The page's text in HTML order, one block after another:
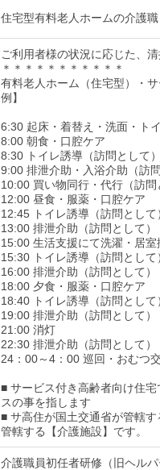
住宅型有料老人ホームの介護職
ご利用者様の状況に応じた、
＊＊＊＊＊＊＊＊＊＊＊
有料老人ホーム（住宅型）・
例】
6:30 起床・着替え・洗面・ト
8:00 朝食・口腔ケア
8:30 トイレ誘導（訪問として）
9:00 排泄介助・入浴介助（訪問
10:00 買い物同行・代行（訪問
12:00 昼食・服薬・口腔ケア
12:45 トイレ誘導（訪問として
13:00 排泄介助（訪問として）
15:00 生活支援にて洗濯・居室
15:30 トイレ誘導（訪問として
16:00 排泄介助（訪問として）
18:00 夕食・服薬・口腔ケア
18:40 トイレ誘導（訪問として
19:00 排泄介助（訪問として）
21:00 消灯
22:30 排泄介助（訪問として）
24：00～4：00 巡回・おむつ
■ サービス付き高齢者向け住
スの事を指します
■ サ高住が国土交通省が管轄
管轄する【介護施設】です。
介護職員初任者研修（旧ヘル